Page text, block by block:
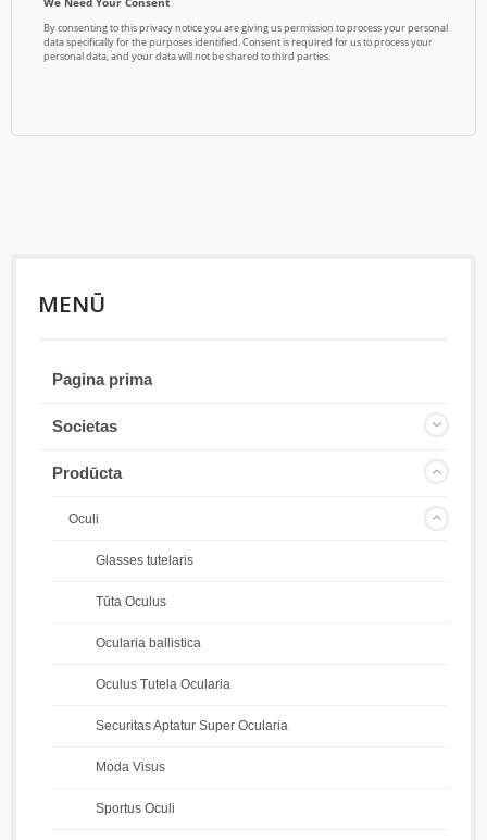
MENŪ
Pagina prima
Societas
Prodūcta
Oculi
Glasses tutelaris
Tūta Oculus
Ocularia ballistica
Oculus Tutela Ocularia
Securitas Aptatur Super Ocularia
Moda Visus
Sportus Oculi